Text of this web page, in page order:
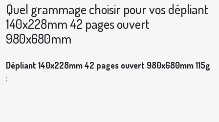
Quel grammage choisir pour vos dépliant
140x228mm 42 pages ouvert
980x680mm
Dépliant 140x228mm 42 pages ouvert 980x680mm 115g
: